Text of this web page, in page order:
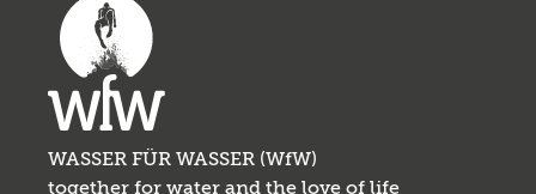
WASSER FÜR WASSER (WfW)
together for water and the love of life